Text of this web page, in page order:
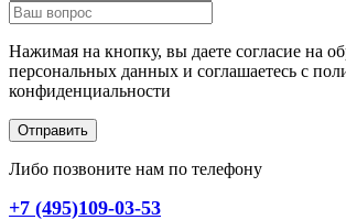
Нажимая на кнопку, вы даете согласие на
персональных данных и соглашаетесь c
конфиденциальности
Отправить
Либо позвоните нам по телефону
+7 (495)109-03-53